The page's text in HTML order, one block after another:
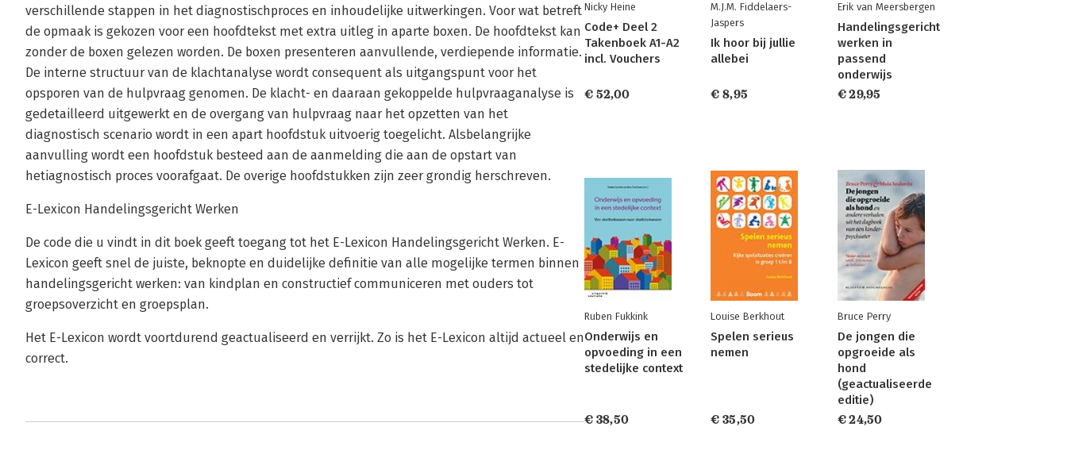
verschillende stappen in het diagnostischproces en inhoudelijke uitwerkingen. Voor wat betreft
de opmaak is gekozen voor een hoofdtekst met extra uitleg in aparte boxen. De hoofdtekst kan
zonder de boxen gelezen worden. De boxen presenteren aanvullende, verdiepende informatie.
De interne structuur van de klachtanalyse wordt consequent als uitgangspunt voor het
opsporen van de hulpvraag genomen. De klacht- en daaraan gekoppelde hulpvraaganalyse is
gedetailleerd uitgewerkt en de overgang van hulpvraag naar het opzetten van het
diagnostisch scenario wordt in een apart hoofdstuk uitvoerig toegelicht. Alsbelangrijke
aanvulling wordt een hoofdstuk besteed aan de aanmelding die aan de opstart van
hetiagnostisch proces voorafgaat. De overige hoofdstukken zijn zeer grondig herschreven.
E-Lexicon Handelingsgericht Werken
De code die u vindt in dit boek geeft toegang tot het E-Lexicon Handelingsgericht Werken. E-
Lexicon geeft snel de juiste, beknopte en duidelijke definitie van alle mogelijke termen binnen
handelingsgericht werken: van kindplan en constructief communiceren met ouders tot
groepsoverzicht en groepsplan.
Het E-Lexicon wordt voortdurend geactualiseerd en verrijkt. Zo is het E-Lexicon altijd actueel en
correct.
Nicky Heine
Code+ Deel 2
Takenboek A1-A2
incl. Vouchers
€ 52,00
M.J.M. Fiddelaers-
Jaspers
Ik hoor bij jullie
allebei
€ 8,95
Erik van Meersbergen
Handelingsgericht
werken in
passend
onderwijs
€ 29,95
Ruben Fukkink
Onderwijs en
opvoeding in een
stedelijke context
€ 38,50
Louise Berkhout
Spelen serieus
nemen
€ 35,50
Bruce Perry
De jongen die
opgroeide als
hond
(geactualiseerde
editie)
€ 24,50